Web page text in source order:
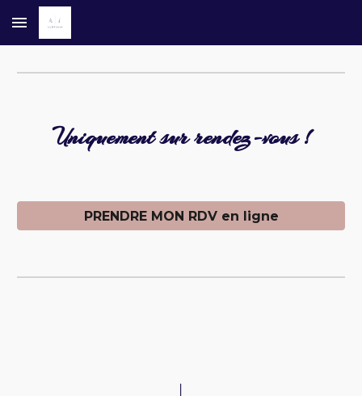
Skip to main content
Uniquement sur rendez-vous !
PRENDRE MON RDV en ligne